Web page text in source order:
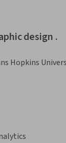
design .
Hopkins